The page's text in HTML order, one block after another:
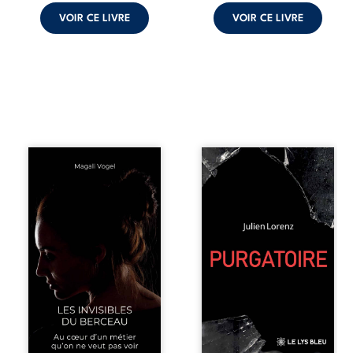
VOIR CE LIVRE VOIR CE LIVRE
Qui prend soin de
celles et ceux
confions nos
enfants ? Derrière
la douceur
apparente des
maisons d’accueil
se joue une réalité
que nul ne
soupçonne :
rémunérations
dérisoires,
solitude,
Vingt années
d’écriture, de
blessures,
d’émotions et de
pensées se
rencontrent dans
profondément
intime. Entre
poèmes bruts,
pamphlets et
réflexions